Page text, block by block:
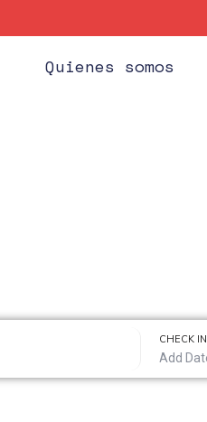
Quienes somos
CHECK IN